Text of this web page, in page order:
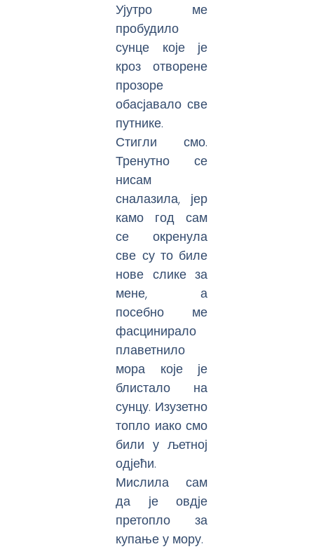
Ујутро ме
пробудило
сунце које је
кроз отворене
прозоре
обасјавало све
путнике.
Стигли смо.
Тренутно се
нисам
сналазила, јер
камо год сам
се окренула
све су то биле
нове слике за
мене, а
посебно ме
фасцинирало
плаветнило
мора које је
блистало на
сунцу. Изузетно
топло иако смо
били у љетној
одјећи.
Мислила сам
да је овдје
претопло за
купање у мору.